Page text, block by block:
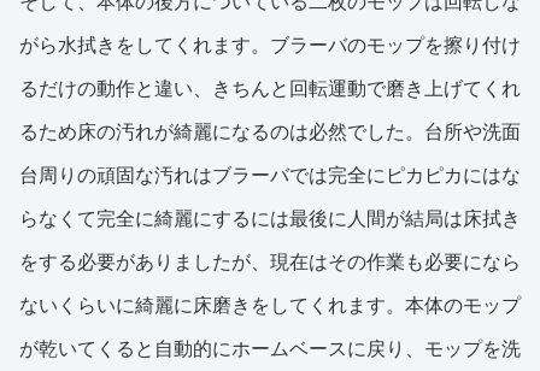
がら水拭きをしてくれます。ブラーバのモップを擦り付け
るだけの動作と違い、きちんと回転運動で磨き上げてくれ
るため床の汚れが綺麗になるのは必然でした。台所や洗面
台周りの頑固な汚れはブラーバでは完全にピカピカにはな
らなくて完全に綺麗にするには最後に人間が結局は床拭き
をする必要がありましたが、現在はその作業も必要になら
ないくらいに綺麗に床磨きをしてくれます。本体のモップ
が乾いてくると自動的にホームベースに戻り、モップを洗